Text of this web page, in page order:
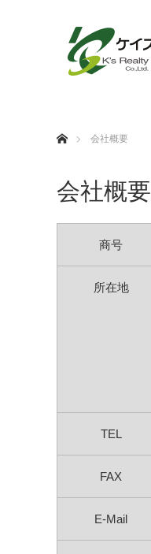
会社概要
会社概要
商号
所在地
TEL
FAX
E-Mail